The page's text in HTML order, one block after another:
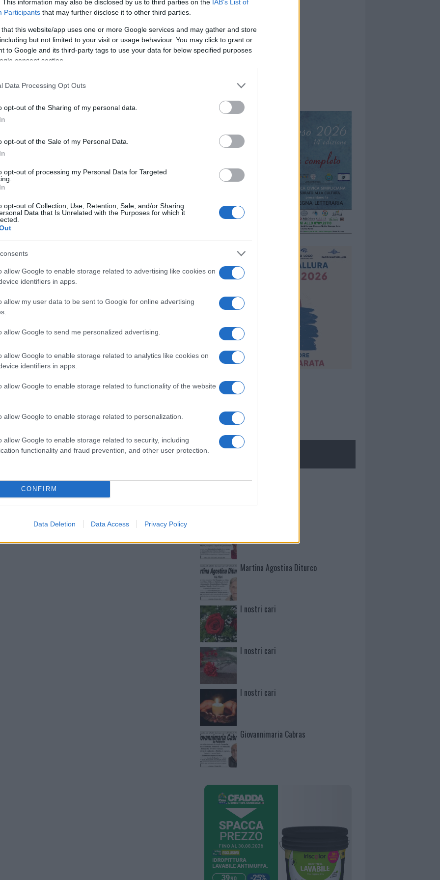
This information may also be disclosed by us to third parties on the IAB’s List of
Participants that may further disclose it to other third parties.
that this website/app uses one or more Google services and may gather and store
but not limited to your visit or usage behaviour. You may click to grant or
to Google and its third-party tags to use your data for below specified purposes
consent section.
Data Processing Opt Outs
opt-out of the Sharing of my personal data.
opt-out of the Sale of my Personal Data.
opt-out of processing my Personal Data for Targeted
opt-out of Collection, Use, Retention, Sale, and/or Sharing
Data that Is Unrelated with the Purposes for which it
allow Google to enable storage related to advertising like cookies on
identifiers in apps.
allow my user data to be sent to Google for online advertising
allow Google to send me personalized advertising.
allow Google to enable storage related to analytics like cookies on
identifiers in apps.
allow Google to enable storage related to functionality of the website
allow Google to enable storage related to personalization.
allow Google to enable storage related to security, including
functionality and fraud prevention, and other user protection.
CONFIRM
Data Deletion Data Access Privacy Policy
cliccando qui
nella sezione
Olbia
Previsioni Meteo Olbia
i tuoi video e le tue foto
+39 345 356 7512
di GalluraOggi.it
news da
Prossimo articolo
Mario Malu
Martina Agostina Diturco
I nostri cari
I nostri cari
I nostri cari
Giovannimaria Cabras